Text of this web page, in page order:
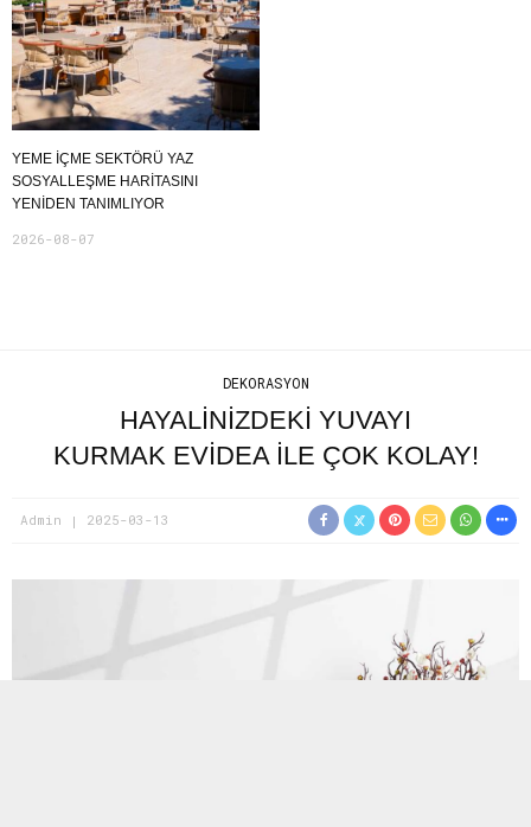
YEME İÇME SEKTÖRÜ YAZ
SOSYALLEŞME HARITASINI
YENIDEN TANIMLIYOR
2026-08-07
DEKORASYON
HAYALINIZDEKI YUVAYI
KURMAK EVIDEA ILE ÇOK KOLAY!
Admin 2025-03-13